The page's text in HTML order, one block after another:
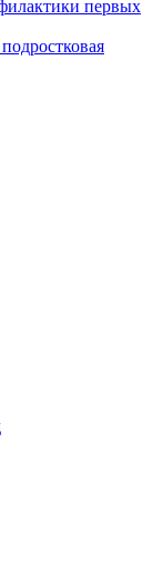
первых